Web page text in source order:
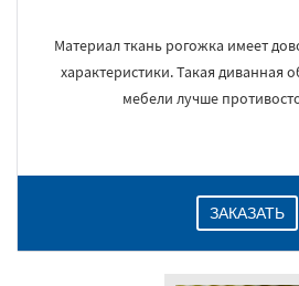
Материал ткань рогожка имеет
характеристики. Такая диванная
мебели лучше
ЗАКАЗАТЬ
Даю согласие на обработку